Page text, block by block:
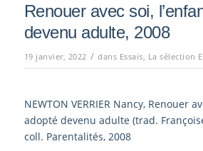
Renouer avec soi,
devenu adulte, 2008
19 janvier, 2022 / dans Essais, La sélection
NEWTON VERRIER Nancy, Renouer
adopté devenu adulte (trad.
coll. Parentalités, 2008